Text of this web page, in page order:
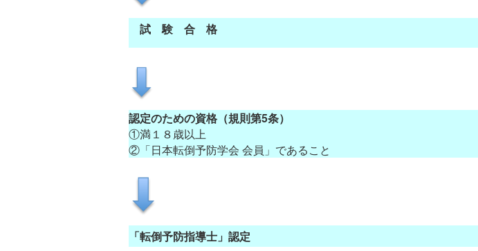
試 験 合 格
認定のための資格（規則第5条）
①満１８歳以上
②「日本転倒予防学会 会員」であること
「転倒予防指導士」認定